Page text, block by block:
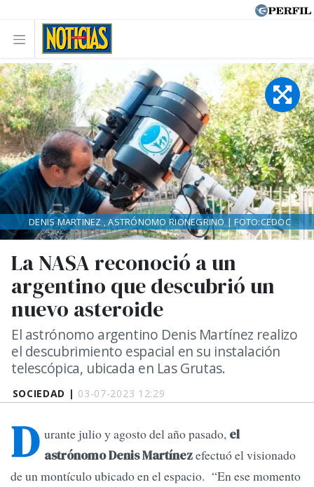
SOCIEDAD | 03-07-2023 12:29
La NASA reconoció a un
argentino que descubrió un
nuevo asteroide
El astrónomo argentino Denis Martínez realizo
el descubrimiento espacial en su instalación
telescópica, ubicada en Las Grutas.
DENIS MARTINEZ , ASTRÓNOMO RIONEGRINO | FOTO:CEDOC
D urante julio y agosto del año pasado, el
astrónomo Denis Martínezefectuó el visionado
de un montículo ubicado en el espacio. “En ese momento